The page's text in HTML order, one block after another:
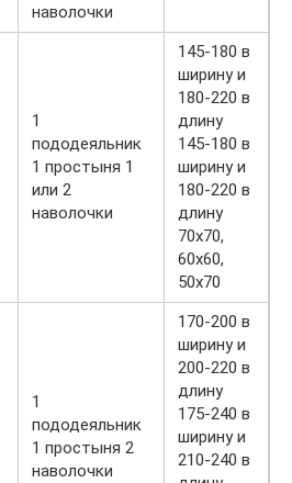
наволочки
1
пододеяльник
1 простыня 1
или 2
наволочки
145-180 в
ширину и
180-220 в
длину
145-180 в
ширину и
180-220 в
длину
70х70,
60х60,
50х70
1
пододеяльник
1 простыня 2
наволочки
170-200 в
ширину и
200-220 в
длину
175-240 в
ширину и
210-240 в